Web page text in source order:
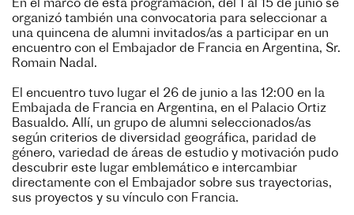
En el marco de esta programación, del 1 al 15 de junio se
organizó también una convocatoria para seleccionar a
una quincena de alumni invitados/as a participar en un
encuentro con el Embajador de Francia en Argentina, Sr.
Romain Nadal.
El encuentro tuvo lugar el 26 de junio a las 12:00 en la
Embajada de Francia en Argentina, en el Palacio Ortiz
Basualdo. Allí, un grupo de alumni seleccionados/as
según criterios de diversidad geográfica, paridad de
género, variedad de áreas de estudio y motivación pudo
descubrir este lugar emblemático e intercambiar
directamente con el Embajador sobre sus trayectorias,
sus proyectos y su vínculo con Francia.